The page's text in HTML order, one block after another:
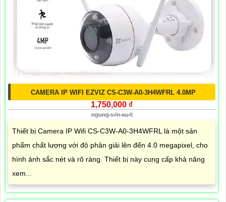
CAMERA IP WIFI EZVIZ CS-C3W-A0-3H4WFRL 4.0MP
1,750,000 ₫
ngung s₫n xu₫t
Thiết bị Camera IP Wifi CS-C3W-A0-3H4WFRL là một sản
phẩm chất lượng với độ phân giải lên đến 4.0 megapixel, cho
hình ảnh sắc nét và rõ ràng. Thiết bị này cung cấp khả năng
xem...